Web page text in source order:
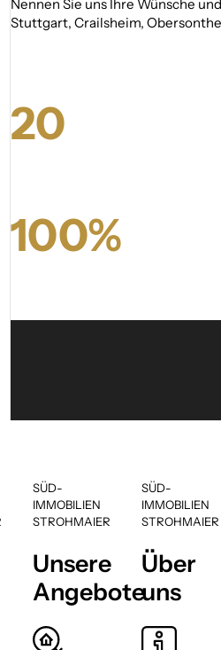
Nennen Sie uns Ihre Wünsche
Stuttgart, Crailsheim,
20
100%
Vielseitige
SÜD-
IMMOBILIEN
STROHMAIER
Unsere
Angebote
SÜD-
IMMOBILIEN
STROHMAIER
Über
uns